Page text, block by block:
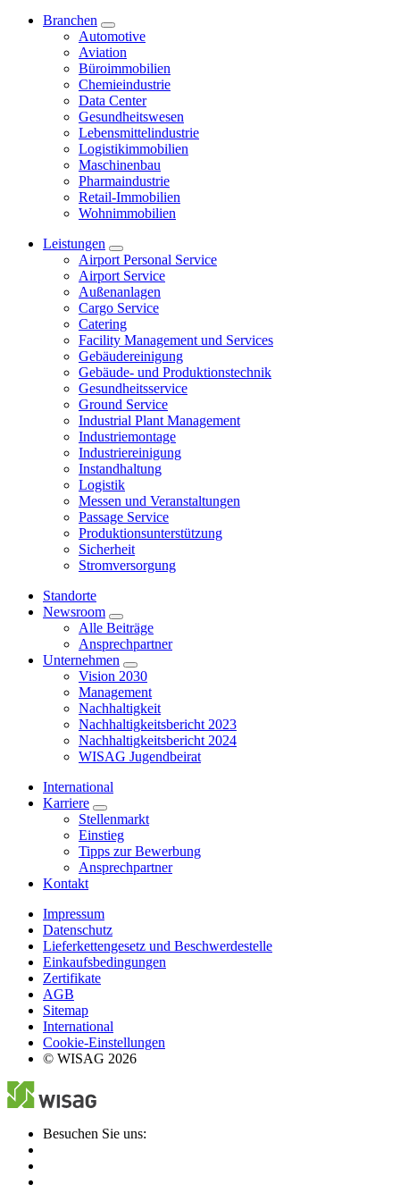
Branchen
Automotive
Aviation
Büroimmobilien
Chemieindustrie
Data Center
Gesundheitswesen
Lebensmittelindustrie
Logistikimmobilien
Maschinenbau
Pharmaindustrie
Retail-Immobilien
Wohnimmobilien
Leistungen
Airport Personal Service
Airport Service
Außenanlagen
Cargo Service
Catering
Facility Management und Services
Gebäudereinigung
Gebäude- und Produktionstechnik
Gesundheitsservice
Ground Service
Industrial Plant Management
Industriemontage
Industriereinigung
Instandhaltung
Logistik
Messen und Veranstaltungen
Passage Service
Produktionsunterstützung
Sicherheit
Stromversorgung
Standorte
Newsroom
Alle Beiträge
Ansprechpartner
Unternehmen
Vision 2030
Management
Nachhaltigkeit
Nachhaltigkeitsbericht 2023
Nachhaltigkeitsbericht 2024
WISAG Jugendbeirat
International
Karriere
Stellenmarkt
Einstieg
Tipps zur Bewerbung
Ansprechpartner
Kontakt
Impressum
Datenschutz
Lieferkettengesetz und Beschwerdestelle
Einkaufsbedingungen
Zertifikate
AGB
Sitemap
International
Cookie-Einstellungen
© WISAG 2026
Besuchen Sie uns: